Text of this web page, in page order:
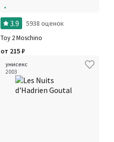
3.9 5938 оценок
Toy 2 Moschino
от 215₽
унисекс
2003